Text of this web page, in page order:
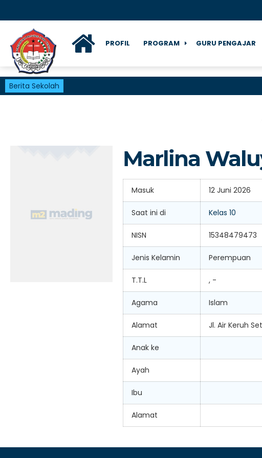
PROFIL PROGRAM GURU PENGAJAR
Berita Sekolah
Marlina
Masuk 12 Juni 2026
Saat ini di Kelas 10
NISN 15348479473
Jenis Kelamin Perempuan
T.T.L , -
Agama Islam
Alamat Jl. Air Keruh
Anak ke
Ayah
Ibu
Alamat